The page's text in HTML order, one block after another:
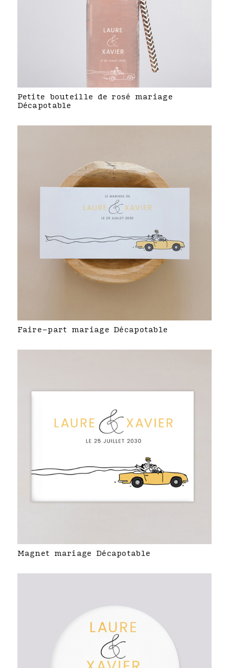
Petite bouteille de rosé mariage
Décapotable
Faire-part mariage Décapotable
Magnet mariage Décapotable